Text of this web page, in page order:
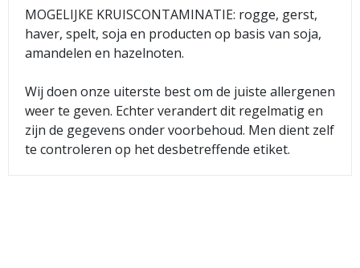
MOGELIJKE KRUISCONTAMINATIE: rogge, gerst,
haver, spelt, soja en producten op basis van soja,
amandelen en hazelnoten.
Wij doen onze uiterste best om de juiste allergenen
weer te geven. Echter verandert dit regelmatig en
zijn de gegevens onder voorbehoud. Men dient zelf
te controleren op het desbetreffende etiket.